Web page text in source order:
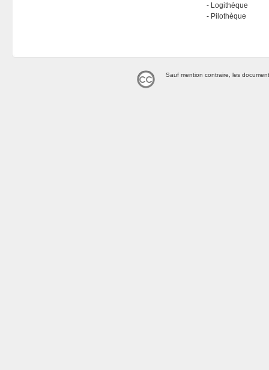
Logithèque
Pilothèque
Sauf mention contraire, les